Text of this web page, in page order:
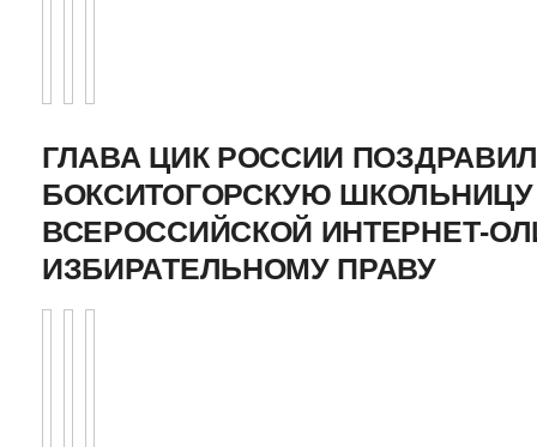
ГЛАВА ЦИК РОССИИ
БОКСИТОГОРСКУЮ
ВСЕРОССИЙСКОЙ ИНТЕРНЕТ-
ИЗБИРАТЕЛЬНОМУ ПРАВУ